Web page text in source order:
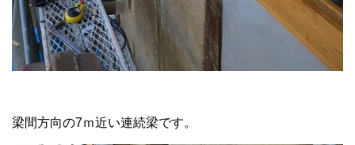
梁間方向の7ｍ近い連続梁です。